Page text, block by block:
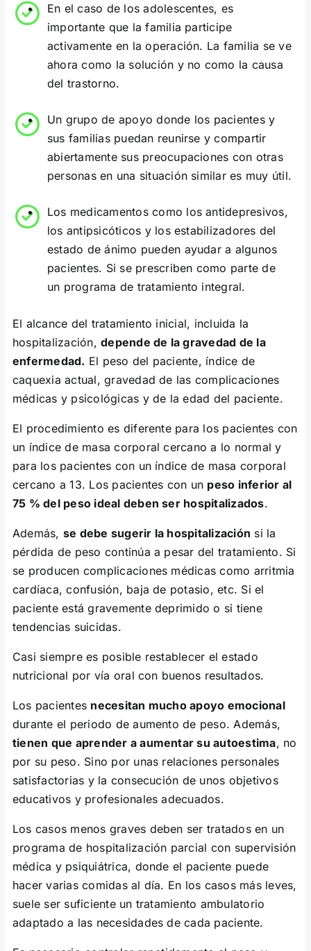
En el caso de los adolescentes, es
importante que la familia participe
activamente en la operación. La familia se ve
ahora como la solución y no como la causa
del trastorno.
Un grupo de apoyo donde los pacientes y
sus familias puedan reunirse y compartir
abiertamente sus preocupaciones con otras
personas en una situación similar es muy útil.
Los medicamentos como los antidepresivos,
los antipsicóticos y los estabilizadores del
estado de ánimo pueden ayudar a algunos
pacientes. Si se prescriben como parte de
un programa de tratamiento integral.
El alcance del tratamiento inicial, incluida la
hospitalización,depende de la gravedad de la
enfermedad. El peso del paciente, índice de
caquexia actual, gravedad de las complicaciones
médicas y psicológicas y de la edad del paciente.
El procedimiento es diferente para los pacientes con
un índice de masa corporal cercano a lo normal y
para los pacientes con un índice de masa corporal
cercano a 13. Los pacientes con un peso inferior al
75 % del peso ideal deben ser hospitalizados.
Además, se debe sugerir la hospitalización si la
pérdida de peso continúa a pesar del tratamiento. Si
se producen complicaciones médicas como arritmia
cardíaca, confusión, baja de potasio, etc. Si el
paciente está gravemente deprimido o si tiene
tendencias suicidas.
Casi siempre es posible restablecer el estado
nutricional por vía oral con buenos resultados.
Los pacientes necesitan mucho apoyo emocional
durante el periodo de aumento de peso. Además,
tienen que aprender a aumentar su autoestima, no
por su peso. Sino por unas relaciones personales
satisfactorias y la consecución de unos objetivos
educativos y profesionales adecuados.
Los casos menos graves deben ser tratados en un
programa de hospitalización parcial con supervisión
médica y psiquiátrica, donde el paciente puede
hacer varias comidas al día. En los casos más leves,
suele ser suficiente un tratamiento ambulatorio
adaptado a las necesidades de cada paciente.